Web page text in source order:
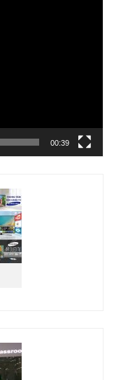
00:39